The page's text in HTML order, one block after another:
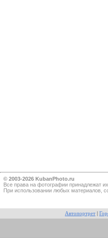
© 2003-2026 KubanPhoto.ru
Все прaва на фотографии принадлежат
При использовании любых материалов,
Автопортрет